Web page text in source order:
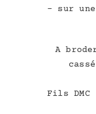
– sur
A
Fils